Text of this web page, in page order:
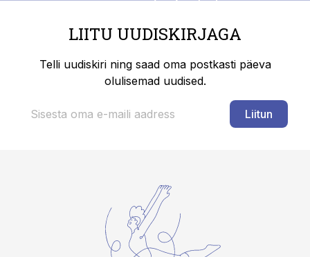
LIITU UUDISKIRJAGA
Telli uudiskiri ning saad oma postkasti päeva
olulisemad uudised.
Liitun